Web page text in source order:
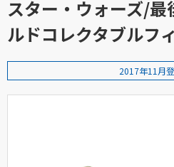
スター・ウォーズ/最
ルドコレクタブルフ
2017年11月